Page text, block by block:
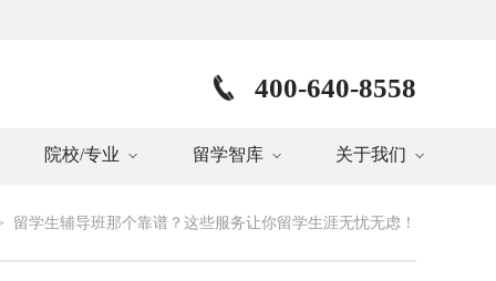
400-640-8558
院校/专业 留学智库 关于我们
留学生辅导班那个靠谱？这些服务让你留学生涯无忧无虑！